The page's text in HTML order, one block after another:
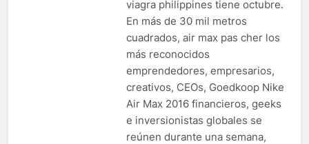
viagra philippines tiene octubre.
En más de 30 mil metros
cuadrados, air max pas cher los
más reconocidos
emprendedores, empresarios,
creativos, CEOs, Goedkoop Nike
Air Max 2016 financieros, geeks
e inversionistas globales se
reúnen durante una semana,